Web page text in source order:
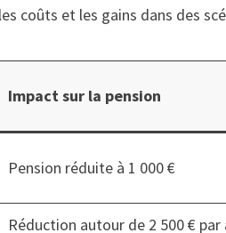
coûts et les gains dans des
Impact sur la pension
Pension réduite à 1 000 €
Réduction autour de 2 500 € par